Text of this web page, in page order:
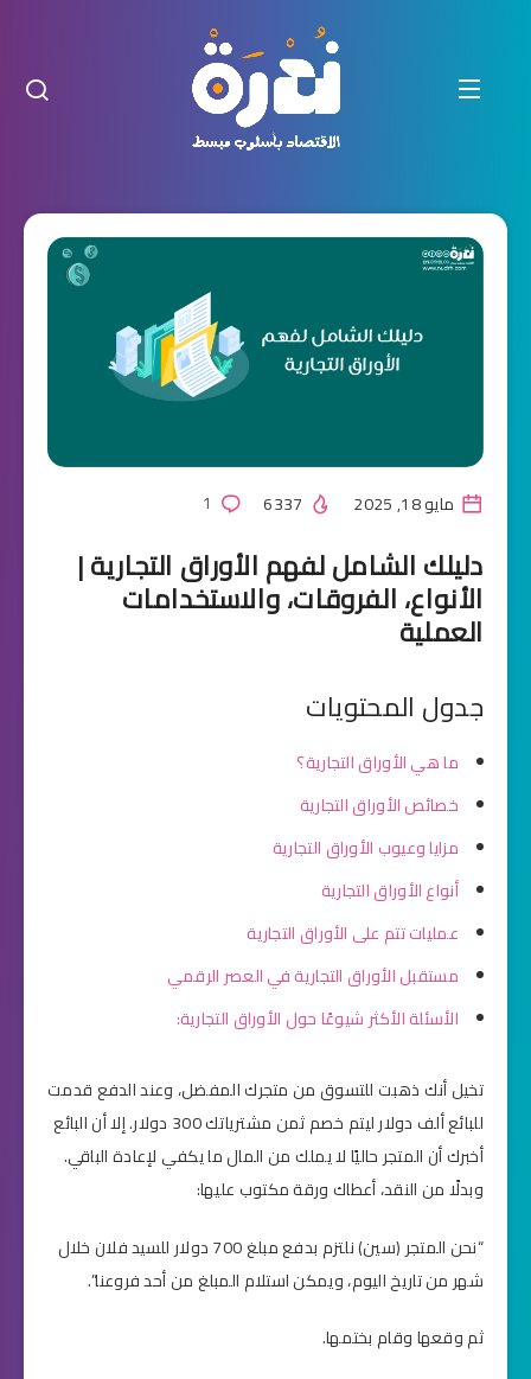
مايو 18, 2025 1
دليلك الشامل لفهم الأوراق التجارية |
الأنواع، الفروقات، والاستخدامات
العملية
جدول المحتويات
ما هي الأوراق التجارية؟
خصائص الأوراق التجارية
مزايا وعيوب الأوراق التجارية
أنواع الأوراق التجارية
عمليات تتم على الأوراق التجارية
مستقبل الأوراق التجارية في العصر الرقمي
الأسئلة الأكثر شيوعًا حول الأوراق التجارية:
تخيل أنك ذهبت للتسوق من متجرك المفضل، وعند الدفع قدمت
للبائع ألف دولار ليتم خصم ثمن مشترياتك 300 دولار. إلا أن البائع
أخبرك أن المتجر حاليًا لا يملك من المال ما يكفي لإعادة الباقي.
وبدلًا من النقد، أعطاك ورقة مكتوب عليها:
“نحن المتجر (سين) نلتزم بدفع مبلغ 700 دولار للسيد فلان خلال
شهر من تاريخ اليوم، ويمكن استلام المبلغ من أحد فروعنا”.
ثم وقعها وقام بختمها.